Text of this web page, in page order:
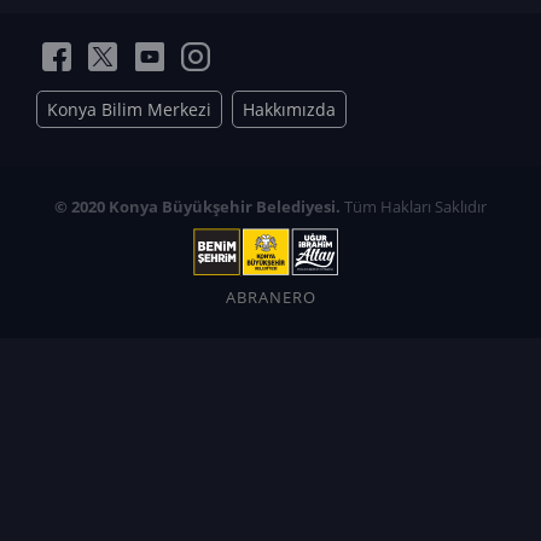
Konya Bilim Merkezi Hakkımızda
© 2020 Konya Büyükşehir Belediyesi. Tüm Hakları Saklıdır
ABRANERO